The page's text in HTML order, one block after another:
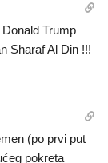
Trump
Sharaf Al Din !!!
(po prvi put
pokreta